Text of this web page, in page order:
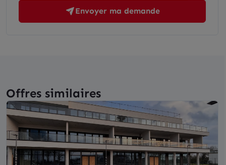
Envoyer ma demande
Offres similaires